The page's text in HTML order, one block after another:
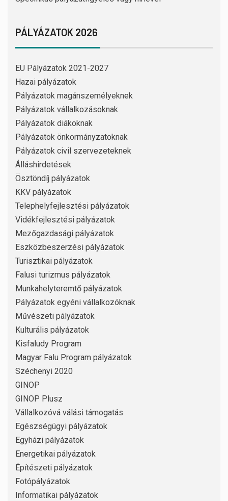
PÁLYÁZATOK 2026
EU Pályázatok 2021-2027
Hazai pályázatok
Pályázatok magánszemélyeknek
Pályázatok vállalkozásoknak
Pályázatok diákoknak
Pályázatok önkormányzatoknak
Pályázatok civil szervezeteknek
Álláshirdetések
Ösztöndíj pályázatok
KKV pályázatok
Telephelyfejlesztési pályázatok
Vidékfejlesztési pályázatok
Mezőgazdasági pályázatok
Eszközbeszerzési pályázatok
Turisztikai pályázatok
Falusi turizmus pályázatok
Munkahelyteremtő pályázatok
Pályázatok egyéni vállalkozóknak
Művészeti pályázatok
Kulturális pályázatok
Kisfaludy Program
Magyar Falu Program pályázatok
Széchenyi 2020
GINOP
GINOP Plusz
Vállalkozóvá válási támogatás
Egészségügyi pályázatok
Egyházi pályázatok
Energetikai pályázatok
Építészeti pályázatok
Fotópályázatok
Informatikai pályázatok